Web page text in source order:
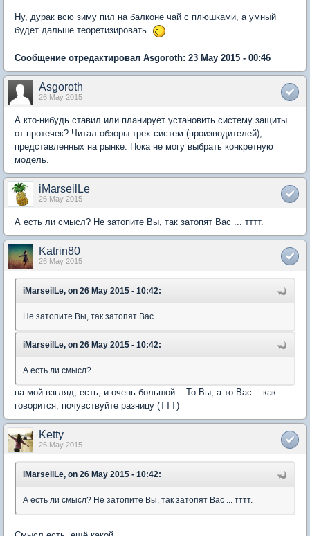
Ну, дурак всю зиму пил на балконе чай с плюшками, а умный
будет дальше теоретизировать
Сообщение отредактировал Asgoroth: 23 May 2015 - 00:46
Asgoroth
26 May 2015
А кто-нибудь ставил или планирует установить систему защиты
от протечек? Читал обзоры трех систем (производителей),
представленных на рынке. Пока не могу выбрать конкретную
модель.
iMarseilLe
26 May 2015
А есть ли смысл? Не затопите Вы, так затопят Вас ... тттт.
Katrin80
26 May 2015
iMarseilLe, on 26 May 2015 - 10:42:
Не затопите Вы, так затопят Вас
iMarseilLe, on 26 May 2015 - 10:42:
А есть ли смысл?
на мой взгляд, есть, и очень большой... То Вы, а то Вас... как
говорится, почувствуйте разницу (ТТТ)
Ketty
26 May 2015
iMarseilLe, on 26 May 2015 - 10:42:
А есть ли смысл? Не затопите Вы, так затопят Вас ... тттт.